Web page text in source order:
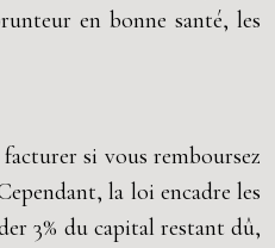
en bonne santé, les
si vous remboursez
la loi encadre les
3% du capital restant dû,